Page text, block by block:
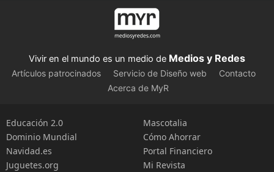
Vivir en el mundo es un medio de Medios y Redes
Artículos patrocinados Servicio de Diseño web
Contacto
Acerca de MyR
Educación 2.0
Dominio Mundial
Navidad.es
Juguetes.org
Mascotalia
Cómo Ahorrar
Portal Financiero
Mi Revista